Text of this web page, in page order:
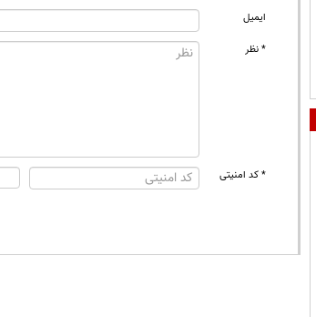
ایمیل
* نظر
* کد امنیتی